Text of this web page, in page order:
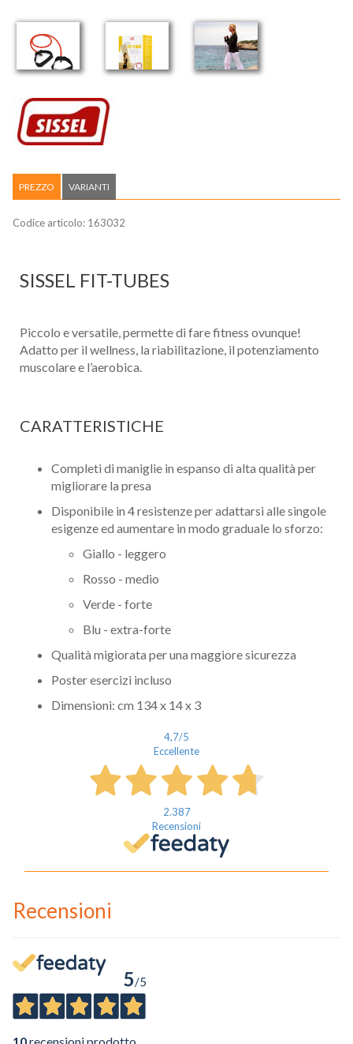
PREZZO VARIANTI
Codice articolo: 163032
SISSEL FIT-TUBES
Piccolo e versatile, permette di fare fitness ovunque!
Adatto per il wellness, la riabilitazione, il potenziamento
muscolare e l’aerobica.
CARATTERISTICHE
Completi di maniglie in espanso di alta qualità per
migliorare la presa
Disponibile in 4 resistenze per adattarsi alle singole
esigenze ed aumentare in modo graduale lo sforzo:
Giallo - leggero
Rosso - medio
Verde - forte
Blu - extra-forte
Qualità migiorata per una maggiore sicurezza
Poster esercizi incluso
Dimensioni: cm 134 x 14 x 3
4,7/5
Eccellente
2.387
Recensioni
Recensioni
5/5